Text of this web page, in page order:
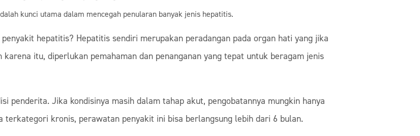
kunci utama dalam mencegah penularan banyak jenis hepatitis.
hepatitis? Hepatitis sendiri merupakan peradangan pada organ hati yang jika
itu, diperlukan pemahaman dan penanganan yang tepat untuk beragam jenis
penderita. Jika kondisinya masih dalam tahap akut, pengobatannya mungkin hanya
kronis, perawatan penyakit ini bisa berlangsung lebih dari 6 bulan.